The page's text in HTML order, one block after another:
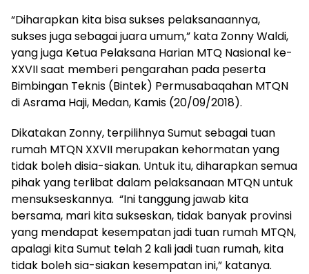
“Diharapkan kita bisa sukses pelaksanaannya,
sukses juga sebagai juara umum,” kata Zonny Waldi,
yang juga Ketua Pelaksana Harian MTQ Nasional ke-
XXVII saat memberi pengarahan pada peserta
Bimbingan Teknis (Bintek) Permusabaqahan MTQN
di Asrama Haji, Medan, Kamis (20/09/2018).
Dikatakan Zonny, terpilihnya Sumut sebagai tuan
rumah MTQN XXVII merupakan kehormatan yang
tidak boleh disia-siakan. Untuk itu, diharapkan semua
pihak yang terlibat dalam pelaksanaan MTQN untuk
mensukseskannya. “Ini tanggung jawab kita
bersama, mari kita sukseskan, tidak banyak provinsi
yang mendapat kesempatan jadi tuan rumah MTQN,
apalagi kita Sumut telah 2 kali jadi tuan rumah, kita
tidak boleh sia-siakan kesempatan ini,” katanya.